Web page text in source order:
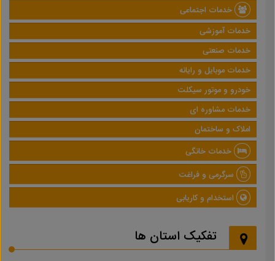
خدمات اجتماعی
خدمات آموزشی
خدمات صنعتی
خدمات موبایل و رایانه
خودرو و موتور سیکلت
خدمات مشاوره ای
املاک و ساختمان
خدمات خانگی
سرگرمی و فراغت
استخدام و کاریابی
تفکیک استان ها